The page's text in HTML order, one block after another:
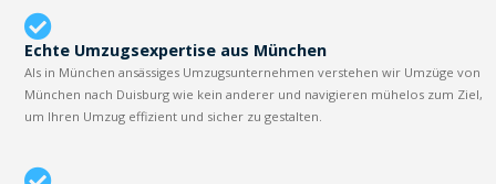
Echte Umzugsexpertise aus München
Als in München ansässiges Umzugsunternehmen verstehen wir Umzüge von
München nach Duisburg wie kein anderer und navigieren mühelos zum Ziel,
um Ihren Umzug effizient und sicher zu gestalten.